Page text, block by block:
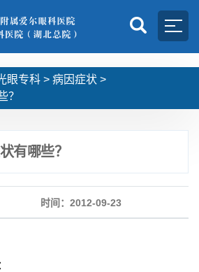
眼专科 > 病因症状 >
？
有哪些？
时间：2012-09-23